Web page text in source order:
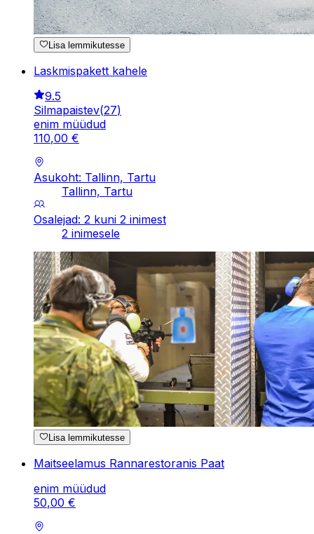
Lisa lemmikutesse
Laskmispakett kahele
9.5
Silmapaistev(27)
enim müüdud
110,00 €
Asukoht: Tallinn, Tartu
Tallinn, Tartu
Osalejad: 2 kuni 2 inimest
2 inimesele
Lisa lemmikutesse
Maitseelamus Rannarestoranis Paat
enim müüdud
50,00 €